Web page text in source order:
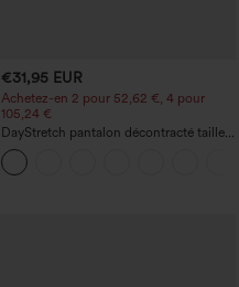
€31,95 EUR
Achetez-en 2 pour 52,62 €, 4 pour
105,24 €
DayStretch pantalon décontracté taille
haute à jambe en forme de tonneau
avec poches